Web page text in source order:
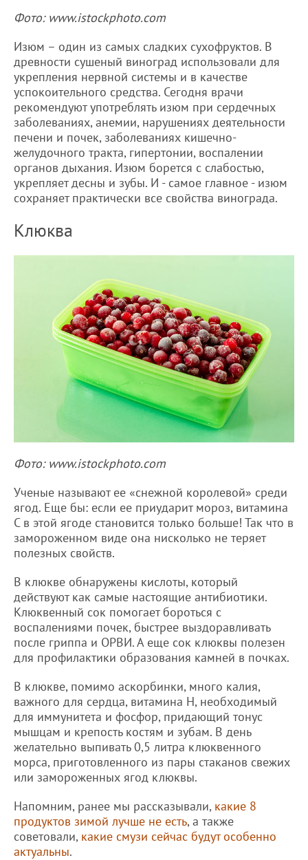
Фото: www.istockphoto.com
Изюм – один из самых сладких сухофруктов. В
древности сушеный виноград использовали для
укрепления нервной системы и в качестве
успокоительного средства. Сегодня врачи
рекомендуют употреблять изюм при сердечных
заболеваниях, анемии, нарушениях деятельности
печени и почек, заболеваниях кишечно-
желудочного тракта, гипертонии, воспалении
органов дыхания. Изюм борется с слабостью,
укрепляет десны и зубы. И - самое главное - изюм
сохраняет практически все свойства винограда.
Клюква
Фото: www.istockphoto.com
Ученые называют ее «снежной королевой» среди
ягод. Еще бы: если ее приударит мороз, витамина
С в этой ягоде становится только больше! Так что в
замороженном виде она нисколько не теряет
полезных свойств.
В клюкве обнаружены кислоты, который
действуют как самые настоящие антибиотики.
Клюквенный сок помогает бороться с
воспалениями почек, быстрее выздоравливать
после гриппа и ОРВИ. А еще сок клюквы полезен
для профилактики образования камней в почках.
В клюкве, помимо аскорбинки, много калия,
важного для сердца, витамина Н, необходимый
для иммунитета и фосфор, придающий тонус
мышцам и крепость костям и зубам. В день
желательно выпивать 0,5 литра клюквенного
морса, приготовленного из пары стаканов свежих
или замороженных ягод клюквы.
Напомним, ранее мы рассказывали, какие 8
продуктов зимой лучше не есть, а также
советовали, какие смузи сейчас будут особенно
актуальны.